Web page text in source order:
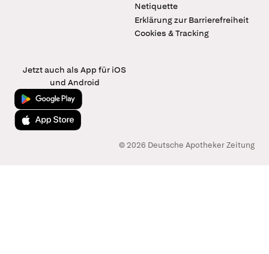
Netiquette
Erklärung zur Barrierefreiheit
Cookies & Tracking
Jetzt auch als App für iOS
und Android
Jetzt bei Google Play
Laden im App Store
© 2026 Deutsche Apotheker Zeitung